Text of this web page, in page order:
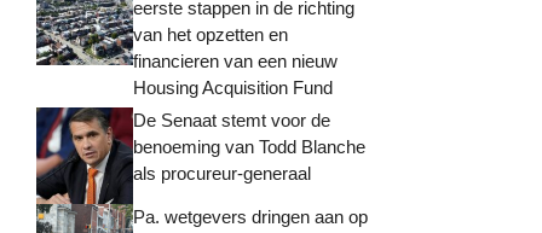
eerste stappen in de richting
van het opzetten en
financieren van een nieuw
Housing Acquisition Fund
De Senaat stemt voor de
benoeming van Todd Blanche
als procureur-generaal
Pa. wetgevers dringen aan op